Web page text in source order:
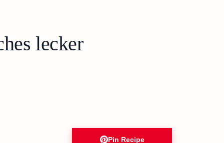
lecker
Pin Recipe